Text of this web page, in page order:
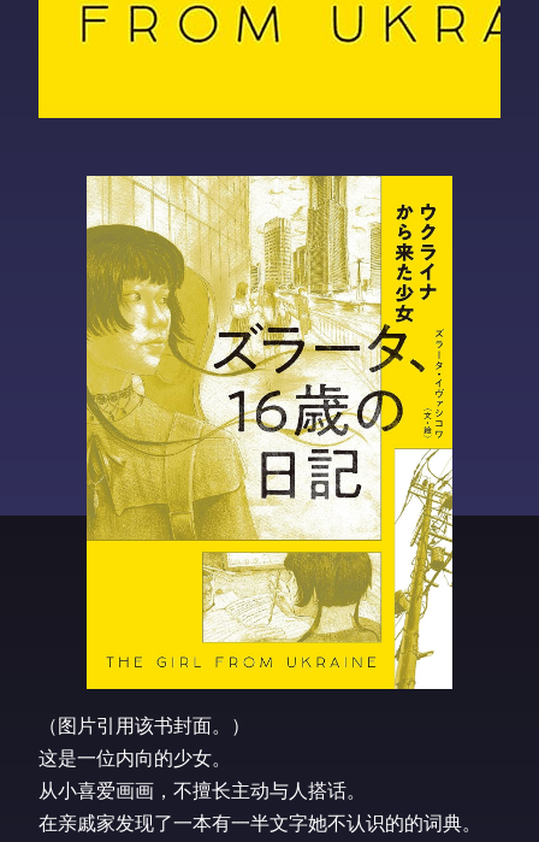
（图片引用该书封面。）
这是一位内向的少女。
从小喜爱画画，不擅长主动与人搭话。
在亲戚家发现了一本有一半文字她不认识的的词典。